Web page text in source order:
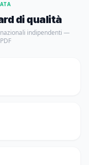
di qualità
indipendenti —